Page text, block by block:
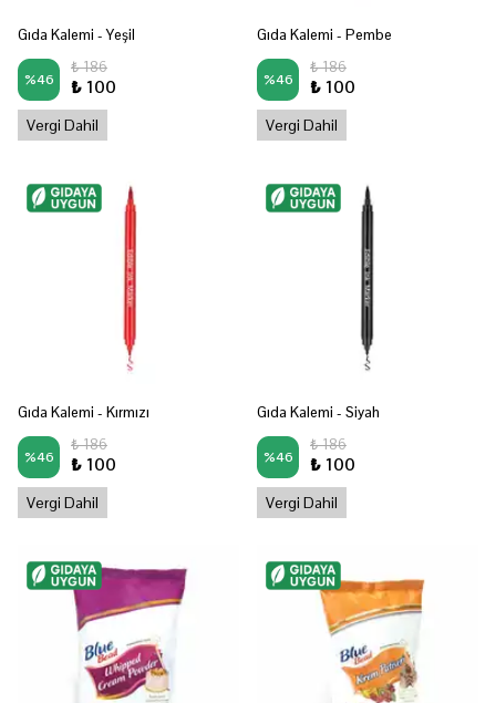
Gıda Kalemi - Yeşil
%46
₺ 186
₺ 100
Vergi Dahil
Gıda Kalemi - Pembe
%46
₺ 186
₺ 100
Vergi Dahil
Gıda Kalemi - Kırmızı
%46
₺ 186
₺ 100
Vergi Dahil
Gıda Kalemi - Siyah
%46
₺ 186
₺ 100
Vergi Dahil